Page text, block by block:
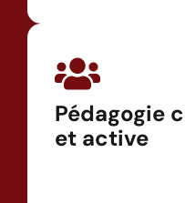
Pédagogie
et active